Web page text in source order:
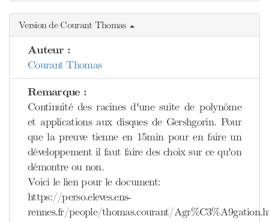
Version de Courant Thomas
Auteur :
Courant Thomas
Remarque :
Continuité des racines d'une suite de polynôme
et applications aux disques de Gershgorin. Pour
que la preuve tienne en 15min pour en faire un
développement il faut faire des choix sur ce qu'on
démontre ou non.
Voici le lien pour le document:
https://perso.eleves.ens-
rennes.fr/people/thomas.courant/